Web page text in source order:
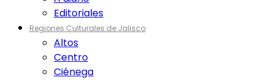
Editoriales
Regiones Culturales de Jalisco
Altos
Centro
Ciénega